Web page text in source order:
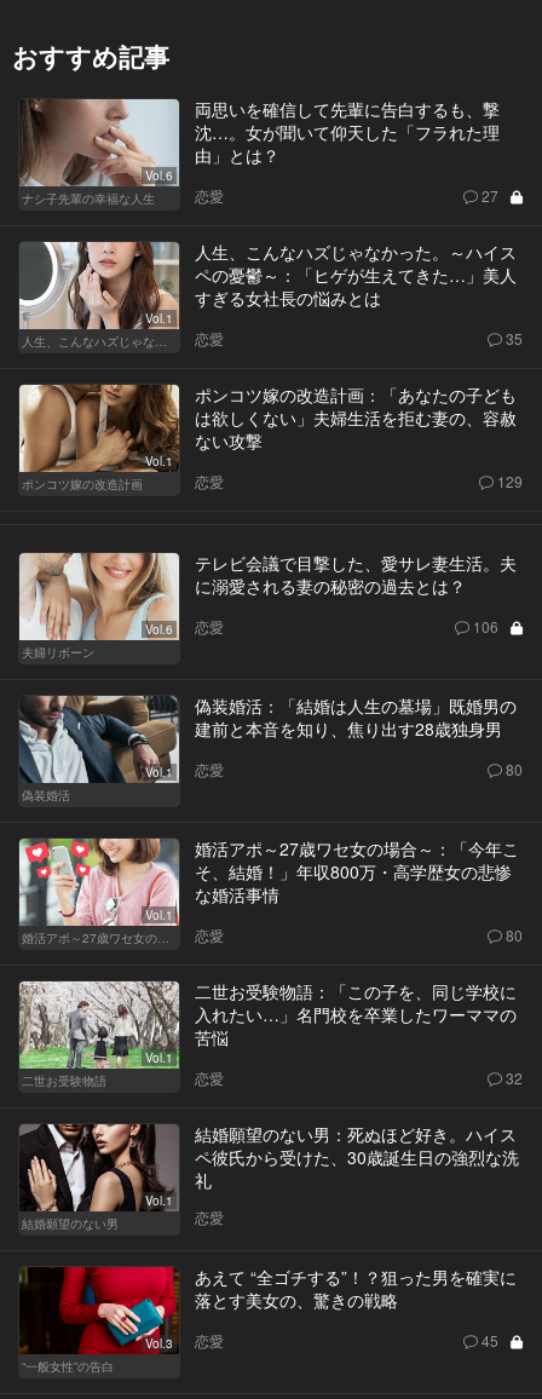
おすすめ記事
Vol.6
ナシ子先輩の幸福な人生
両思いを確信して先輩に告白するも、撃
沈…。女が聞いて仰天した「フラれた理
由」とは？
恋愛 27
Vol.1
人生、こんなハズじゃなかった。～ハイスペの憂鬱～
人生、こんなハズじゃなかった。～ハイス
ペの憂鬱～：「ヒゲが生えてきた…」美人
すぎる女社長の悩みとは
恋愛 35
Vol.1
ポンコツ嫁の改造計画
ポンコツ嫁の改造計画：「あなたの子ども
は欲しくない」夫婦生活を拒む妻の、容赦
ない攻撃
恋愛 129
Vol.6
夫婦リボーン
テレビ会議で目撃した、愛サレ妻生活。夫
に溺愛される妻の秘密の過去とは？
恋愛 106
Vol.1
偽装婚活
偽装婚活：「結婚は人生の墓場」既婚男の
建前と本音を知り、焦り出す28歳独身男
恋愛 80
Vol.1
婚活アポ～27歳ワセ女の場合～
婚活アポ～27歳ワセ女の場合～：「今年こ
そ、結婚！」年収800万・高学歴女の悲惨
な婚活事情
恋愛 80
Vol.1
二世お受験物語
二世お受験物語：「この子を、同じ学校に
入れたい…」名門校を卒業したワーママの
苦悩
恋愛 32
Vol.1
結婚願望のない男
結婚願望のない男：死ぬほど好き。ハイス
ペ彼氏から受けた、30歳誕生日の強烈な洗
礼
恋愛
Vol.3
“一般女性”の告白
あえて “全ゴチする”！？狙った男を確実に
落とす美女の、驚きの戦略
恋愛 45